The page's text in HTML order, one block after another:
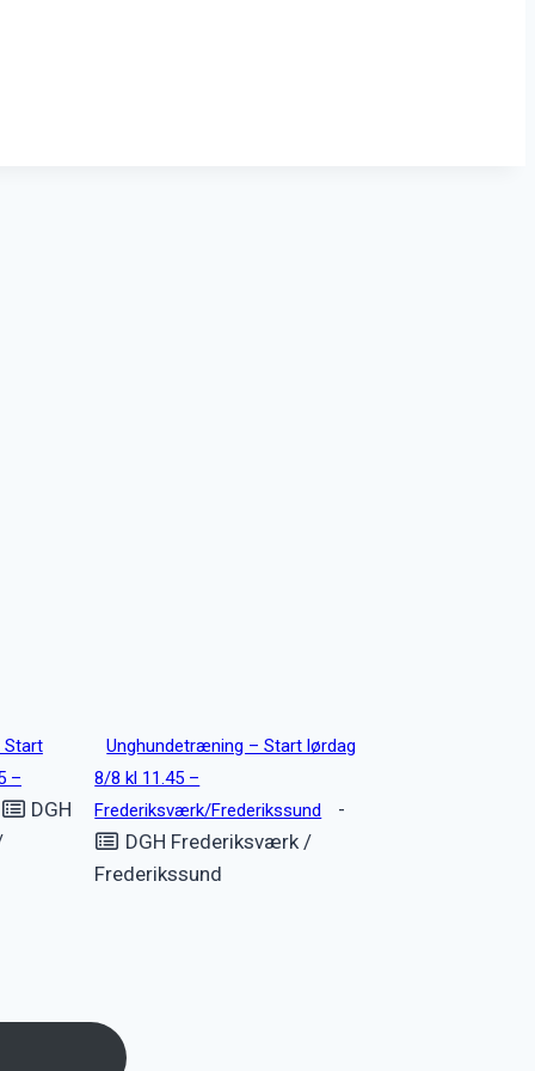
Start
–
DGH
Unghundetræning – Start lørdag
8/8 kl 11.45 –
Frederiksværk/Frederikssund
-
DGH Frederiksværk /
Frederikssund